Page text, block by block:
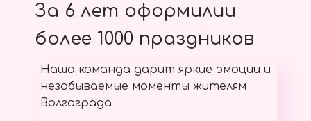
За 6 лет оформилии
более 1000 праздников
Наша команда дарит яркие эмоции и
незабываемые моменты жителям
Волгограда